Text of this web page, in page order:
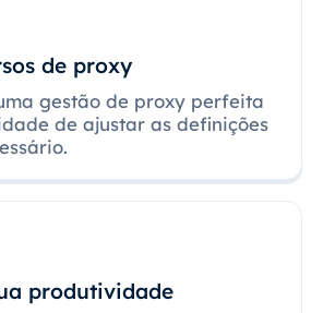
de proxy
gestão de proxy perfeita
de ajustar as definições
produtividade